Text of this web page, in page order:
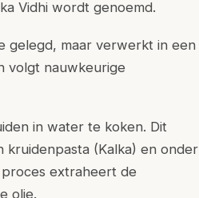
Vidhi wordt genoemd.
gelegd, maar verwerkt in een
volgt nauwkeurige
in water te koken. Dit
(Kalka) en onder
extraheert de
olie.